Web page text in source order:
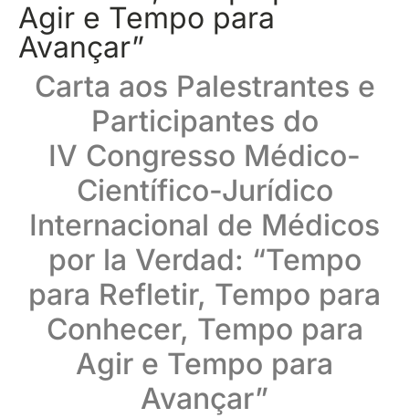
Agir e Tempo para
Avançar”
Carta aos Palestrantes e
Participantes do
IV Congresso Médico-
Científico-Jurídico
Internacional de Médicos
por la Verdad: “Tempo
para Refletir, Tempo para
Conhecer, Tempo para
Agir e Tempo para
Avançar”